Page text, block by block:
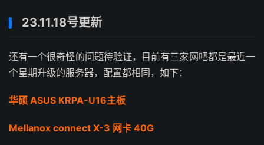
23.11.18号更新
还有一个很奇怪的问题待验证，目前有三家网吧都是最近一
个星期升级的服务器，配置都相同，如下：
华硕 ASUS KRPA-U16主板
Mellanox connect X-3 网卡 40G